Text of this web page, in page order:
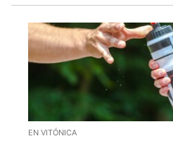
EN VITÓNICA